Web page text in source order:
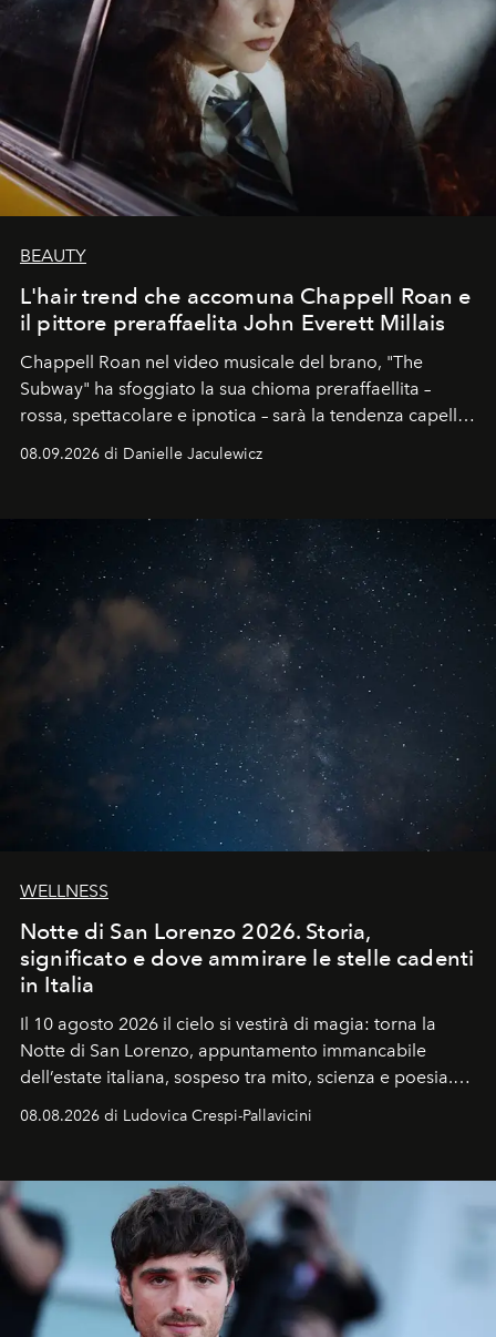
BEAUTY
L'hair trend che accomuna Chappell Roan e
il pittore preraffaelita John Everett Millais
Chappell Roan nel video musicale del brano, "The
Subway" ha sfoggiato la sua chioma preraffaellita –
rossa, spettacolare e ipnotica – sarà la tendenza capelli
dell'autunno?
08.09.2026 di Danielle Jaculewicz
WELLNESS
Notte di San Lorenzo 2026. Storia,
significato e dove ammirare le stelle cadenti
in Italia
Il 10 agosto 2026 il cielo si vestirà di magia: torna la
Notte di San Lorenzo, appuntamento immancabile
dell’estate italiana, sospeso tra mito, scienza e poesia.
Sarà il momento in cui gli occhi si alzano verso la volta
celeste per seguire il passaggio delle
all’universo i desideri più segreti
08.08.2026 di Ludovica Crespi-Pallavicini